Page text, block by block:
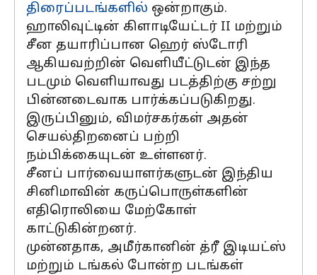
திரைப்படங்களில் ஒன்றாகும்.
ஹாலிவுட்டின் கிளாடியேட்டர் II மற்றும்
சீன தயாரிப்பான ஹெர் ஸ்டோரி
ஆகியவற்றின் வெளியீட்டுடன் இந்த
படமும் வெளியாவது படத்திற்கு சற்று
பின்னடைவாக பார்க்கப்படுகிறது.
இருப்பினும், விமர்சகர்கள் அதன்
செயல்திறனைப் பற்றி
நம்பிக்கையுடன் உள்ளனர்.
சீனப் பார்வையாளர்களுடன் இந்திய
சினிமாவின் கருப்பொருள்களின்
எதிரொலியை மேற்கோள்
காட்டுகின்றனர்.
முன்னதாக, அமீர்கானின் த்ரீ இடியட்ஸ்
மற்றும் டங்கல் போன்ற படங்கள்